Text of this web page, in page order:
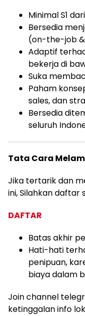
Minimal S1
Bersedia
(on-the-job
Adaptif
bekerja di
Suka
Paham
sales, dan
Bersedia
seluruh
Tata Cara
Jika tertarik dan
ini, Silahkan daftar
DAFTAR
Batas akhir
Hati-hati
penipuan,
biaya dalam
Join channel
ketinggalan info